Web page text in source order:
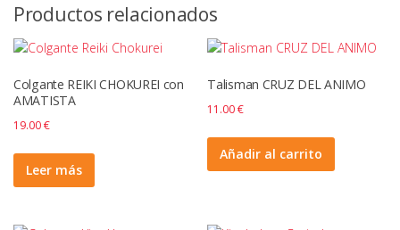
Productos relacionados
Colgante REIKI CHOKUREI con
AMATISTA
19.00€
Leer más
Talisman CRUZ DEL ANIMO
11.00€
Añadir al carrito